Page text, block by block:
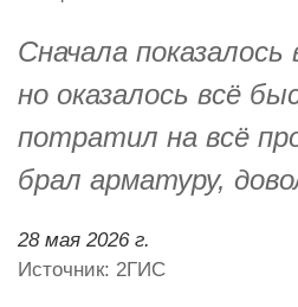
Сначала
но оказалось всё
потратил на всё
брал арматуру,
28 мая 2026 г.
Источник: 2ГИС